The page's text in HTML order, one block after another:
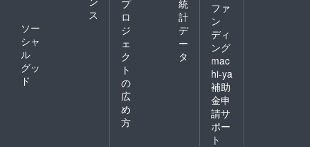
ス
ソー
シャ
ル
グッ
ド
プ
ロ
ジ
ェ
ク
ト
の
広
め
方
統
計
デ
ー
タ
ファ
ン
ディ
ング
mac
hi-ya
補助
金申
請サ
ポー
ト